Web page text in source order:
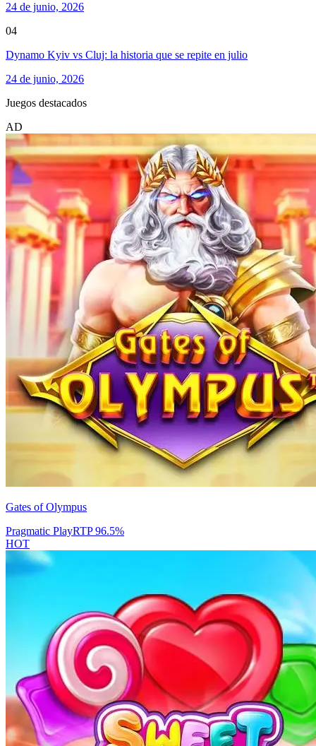
24 de junio, 2026
04
Dynamo Kyiv vs Cluj: la historia que se repite en julio
24 de junio, 2026
Juegos destacados
AD
Gates of Olympus
Pragmatic PlayRTP96.5%
HOT